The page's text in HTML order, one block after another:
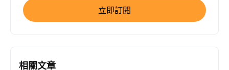
立即訂閱
相關文章